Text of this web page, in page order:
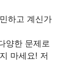
하고 계신가
양한 문제로
마세요! 저